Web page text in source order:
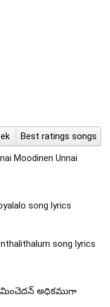
Best ratings songs
Moodinen Unnai
song lyrics
song lyrics
ప్రేమించెదన్ అధికముగా